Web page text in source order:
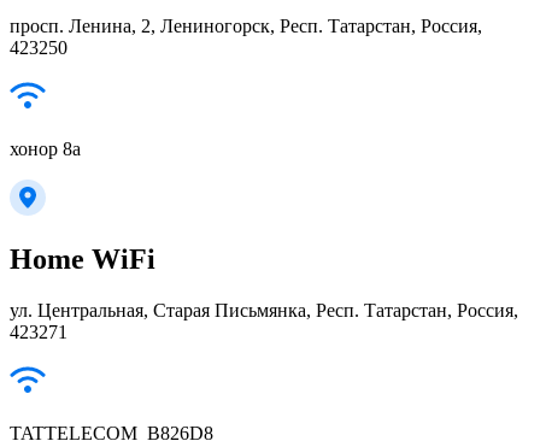
просп. Ленина, 2, Лениногорск, Респ. Татарстан, Россия,
423250
хонор 8а
Home WiFi
ул. Центральная, Старая Письмянка, Респ. Татарстан, Россия,
423271
TATTELECOM_B826D8